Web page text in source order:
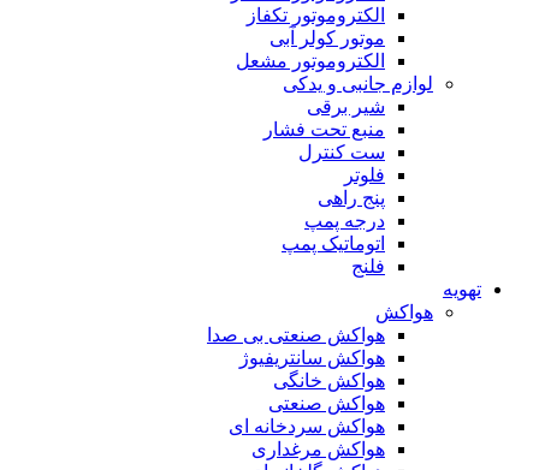
الکتروموتور تکفاز
موتور کولر آبی
الکتروموتور مشعل
لوازم جانبی و یدکی
شیر برقی
منبع تحت فشار
ست کنترل
فلوتر
پنج راهی
درجه پمپ
اتوماتیک پمپ
فلنج
تهویه
هواکش
هواکش صنعتی بی صدا
هواکش سانتریفیوژ
هواکش خانگی
هواکش صنعتی
هواکش سردخانه ای
هواکش مرغداری